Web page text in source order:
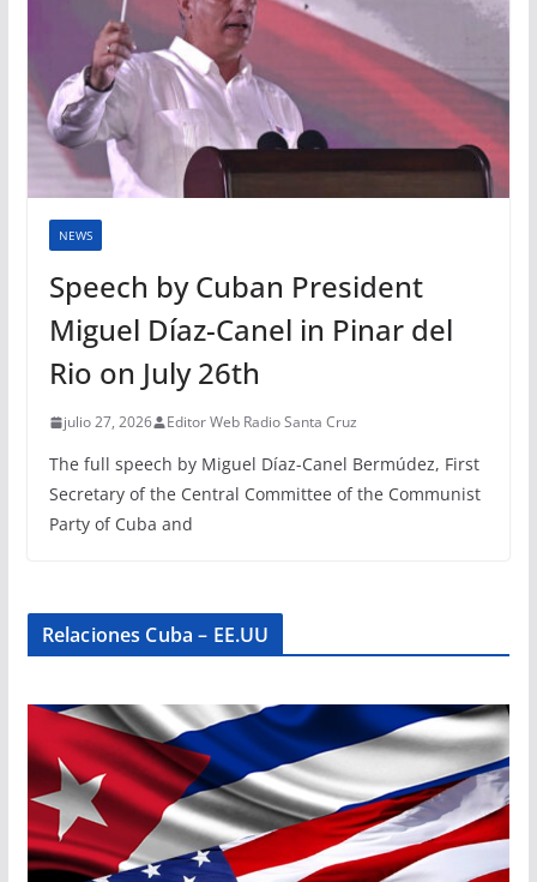
NEWS
Speech by Cuban President
Miguel Díaz-Canel in Pinar del
Rio on July 26th
julio 27, 2026 Editor Web Radio Santa Cruz
The full speech by Miguel Díaz-Canel Bermúdez, First
Secretary of the Central Committee of the Communist
Party of Cuba and
Relaciones Cuba – EE.UU